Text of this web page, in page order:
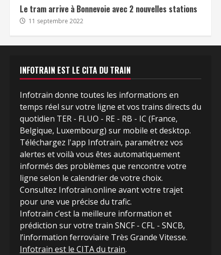
Le tram arrive à Bonnevoie avec 2 nouvelles stations
11 septembre 2022
INFOTRAIN EST LE CITA DU TRAIN
Infotrain donne toutes les informations en
temps réel sur votre ligne et vos trains directs du
quotidien TER - FLUO - RE - RB - IC (France,
Belgique, Luxembourg) sur mobile et desktop.
Téléchargez l'app Infotrain, paramétrez vos
alertes et voilà vous êtes automatiquement
informés des problèmes que rencontre votre
ligne selon le calendrier de votre choix.
Consultez Infotrain.online avant votre trajet
pour une vue précise du trafic.
Infotrain c’est la meilleure information et
prédiction sur votre train SNCF - CFL - SNCB,
l’information ferroviaire Très Grande Vitesse.
Infotrain est le CITA du train.